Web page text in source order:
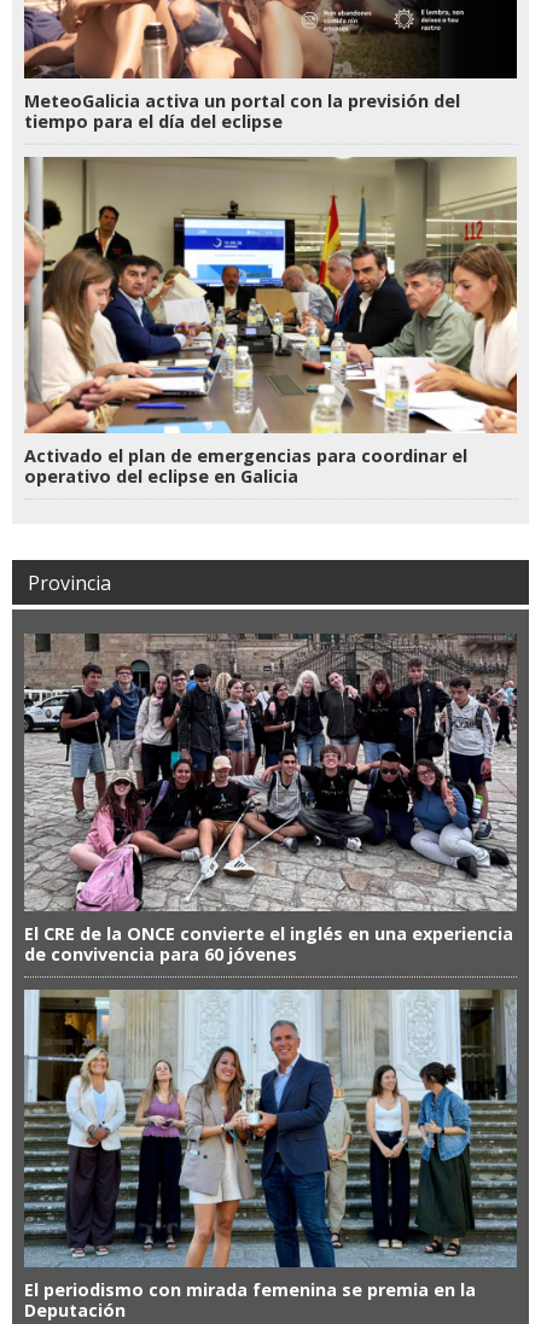
MeteoGalicia activa un portal con la previsión del
tiempo para el día del eclipse
Activado el plan de emergencias para coordinar el
operativo del eclipse en Galicia
Provincia
El CRE de la ONCE convierte el inglés en una experiencia
de convivencia para 60 jóvenes
El periodismo con mirada femenina se premia en la
Deputación